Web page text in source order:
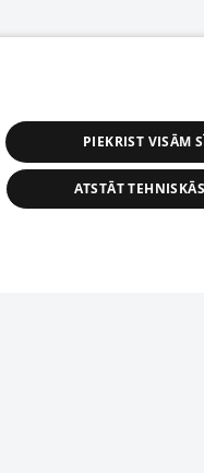
PIEKRIST VISĀM
ATSTĀT